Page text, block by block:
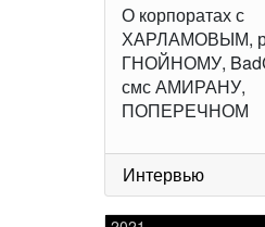
О корпоратах с
ХАРЛАМОВЫМ,
ГНОЙНОМУ,
смс АМИРАНУ,
ПОПЕРЕЧНОМ
Интервью